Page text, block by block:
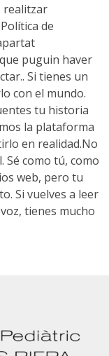
realitzar
de
puguin haver
. Si tienes un
con el mundo.
tu historia
la plataforma
en realidad.No
como tú, como
web, pero tu
Si vuelves a leer
tienes mucho